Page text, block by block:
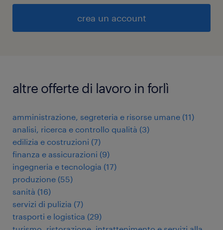
crea un account
altre offerte di lavoro in forlì
amministrazione, segreteria e risorse umane (11)
analisi, ricerca e controllo qualità (3)
edilizia e costruzioni (7)
finanza e assicurazioni (9)
ingegneria e tecnologia (17)
produzione (55)
sanità (16)
servizi di pulizia (7)
trasporti e logistica (29)